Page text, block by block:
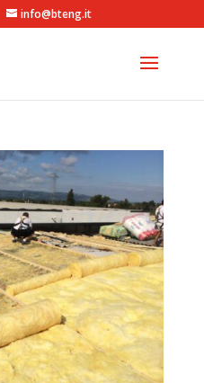
info@bteng.it